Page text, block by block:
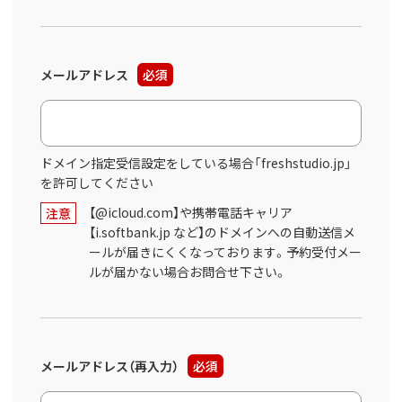
メールアドレス 必須
ドメイン指定受信設定をしている場合「freshstudio.jp」
を許可してください
注意
【@icloud.com】や携帯電話キャリア
【i.softbank.jp など】のドメインへの自動送信メ
ールが届きにくくなっております。予約受付メー
ルが届かない場合お問合せ下さい。
メールアドレス（再入力） 必須